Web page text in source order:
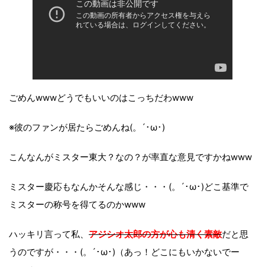
ごめんwwwどうでもいいのはこっちだわwww
※彼のファンが居たらごめんね(。´･ω･)
こんなんがミスター東大？なの？が率直な意見ですかねwww
ミスター慶応もなんかそんな感じ・・・(。´･ω･)どこ基準で
ミスターの称号を得てるのかwww
ハッキリ言って私、 アジシオ太郎の方が心も清く素敵だと思
うのですが・・・(。´･ω･)（あっ！どこにもいかないでー